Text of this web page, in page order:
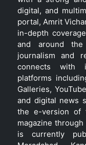
digital, and
portal, Amrit
in-depth
and around
journalism and
connects with
platforms
Galleries,
and digital news
the e-version of
magazine
is currently